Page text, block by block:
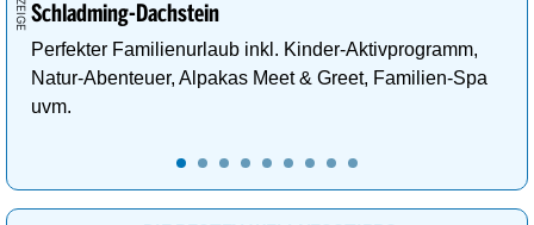
Schladming-Dachstein
Perfekter Familienurlaub inkl. Kinder-Aktivprogramm,
Natur-Abenteuer, Alpakas Meet & Greet, Familien-Spa
uvm.